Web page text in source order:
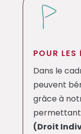
POUR LES
Dans le
peuvent
grâce à
permettant
(Droit